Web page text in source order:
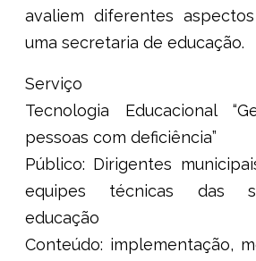
avaliem diferentes
uma secretaria de educação.
Serviço
Tecnologia Educacional
pessoas com deficiência”
Público: Dirigentes
equipes técnicas das
educação
Conteúdo: implementação,